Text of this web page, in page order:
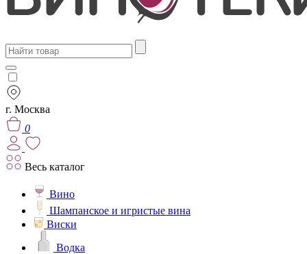
г. Москва
0
Весь каталог
Вино
Шампанское и игристые вина
Виски
Водка